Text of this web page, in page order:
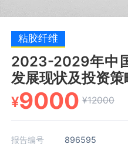
粘胶纤维
2023-2029年中
发展现状及投资
¥9000 ¥12000
报告编号 896595